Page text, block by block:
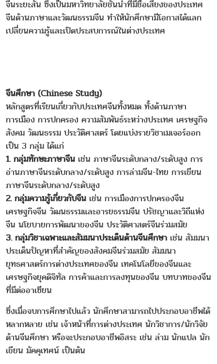
จีนระยะสั้น ซึ่งเป็นมหาวิทยาลัยชั้นนำที่มีชื่อเสียงของประเทศ
จีนด้านภาษาและวัฒนธรรมจีน ทำให้นักศึกษามีโอกาสได้แลก
เปลี่ยนความรู้และเปิดประสบการณ์ในต่างประเทศ
จีนศึกษา (Chinese Study)
หลักสูตรที่เรียนเกี่ยวกับประเทศจีนทั้งหมด ทั้งด้านภาษา
การเมือง การปกครอง ความสัมพันธ์ระหว่างประเทศ เศรษฐกิจ
สังคม วัฒนธรรม ประวัติศาสตร์ โดยแบ่งรายวิชาเมเจอร์ออก
เป็น 3 กลุ่ม ได้แก่
1. กลุ่มทักษะภาษาจีน เช่น ภาษาจีนระดับกลาง/ระดับสูง การ
อ่านภาษาจีนระดับกลาง/ระดับสูง การล่ามจีน-ไทย การเขียน
ภาษาจีนระดับกลาง/ระดับสูง
2. กลุ่มความรู้เกี่ยวกับจีน เช่น การเมืองการปกครองจีน
เศรษฐกิจจีน วัฒนธรรมและอารยธรรมจีน ปรัชญาและวิถีแห่ง
จีน นโยบายการพัฒนาของจีน ประวัติศาสตร์จีนร่วมสมัย
3. กลุ่มวิชาเฉพาะและสัมมนาประเด็นด้านจีนศึกษา เช่น สัมมนา
ประเด็นปัญหาที่สำคัญของสังคมจีนร่วมสมัย สัมมนา
ยุทธศาสตร์การต่างประเทศของจีน เทคโนโลยีของจีนและ
เศรษฐกิจยุคดิจิทัล การค้าและการลงทุนของจีน บทบาทของจีน
ที่มีต่ออาเซียน
ซึ่งเมื่อจบการศึกษาไปแล้ว นักศึกษาสามารถไปประกอบอาชีพได้
หลากหลาย เช่น เจ้าหน้าที่การต่างประเทศ นักวิชาการ/นักวิจัย
ด้านจีนศึกษา หรือจะประกอบอาชีพอิสระ เช่น ล่าม นักแปล นัก
เขียน มัคคุเทศน์ เป็นต้น